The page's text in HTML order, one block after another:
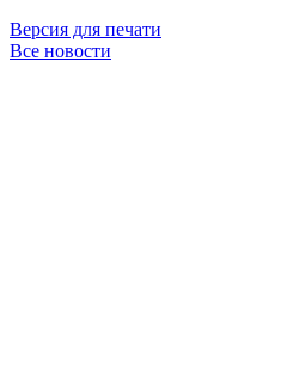
Версия для печати
Все новости